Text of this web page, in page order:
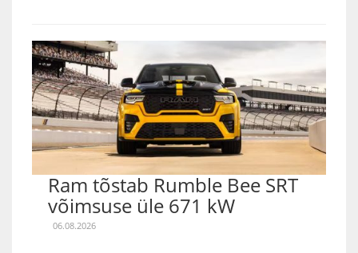
Ram tõstab Rumble Bee SRT
võimsuse üle 671 kW
06.08.2026